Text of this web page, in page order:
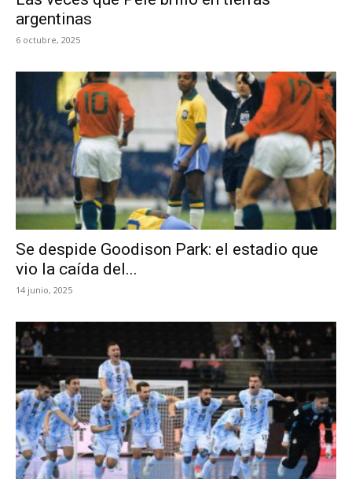
argentinas
6 octubre, 2025
Se despide Goodison Park: el estadio que
vio la caída del...
14 junio, 2025